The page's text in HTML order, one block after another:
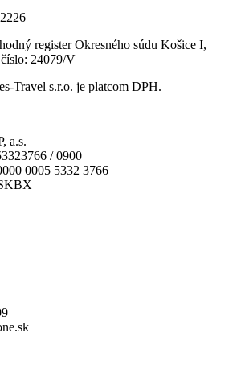
register Okresného súdu Košice I,
24079/V
Travel s.r.o. je platcom DPH.
a.s.
/ 0900
0005 5332 3766